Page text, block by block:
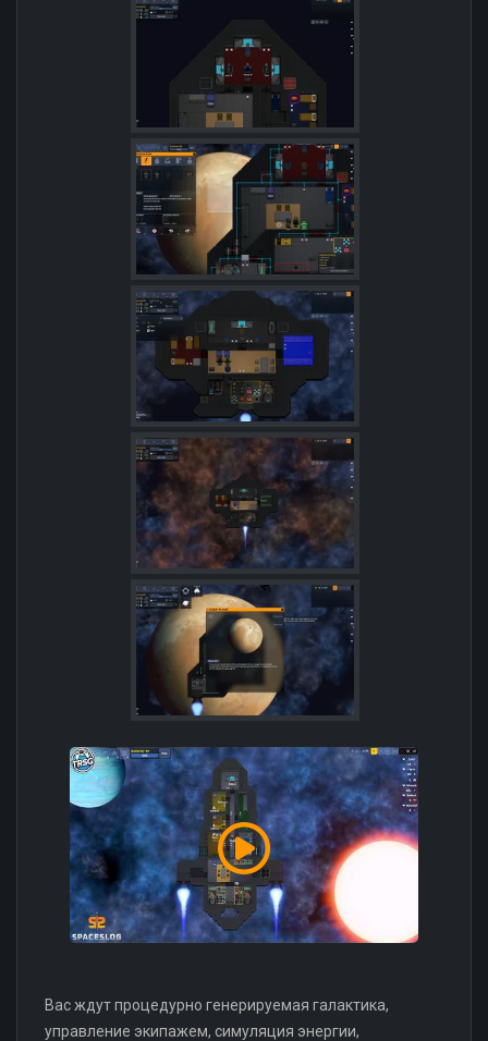
Вас ждут процедурно генерируемая галактика,
управление экипажем, симуляция энергии,